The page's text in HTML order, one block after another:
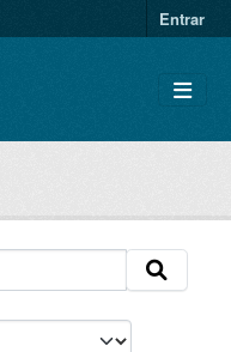
Entrar